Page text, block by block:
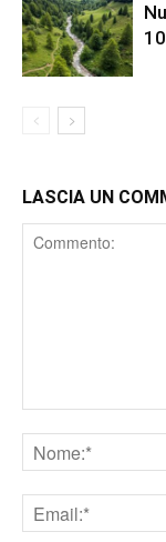
LASCIA UN
Comment
Nome
Email